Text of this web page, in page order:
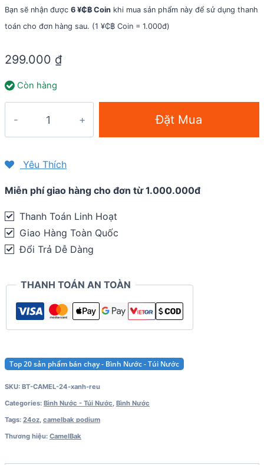
Bạn sẽ nhận được 6 ¥₵฿ Coin khi mua sản phẩm này để sử dụng thanh
toán cho đơn hàng sau. (1 ¥₵฿ Coin = 1.000đ)
299.000 ₫
Còn hàng
Podium
-
710ml
quantity
Đặt Mua
Yêu Thích
Miễn phí giao hàng cho đơn từ 1.000.000đ
Thanh Toán Linh Hoạt
Giao Hàng Toàn Quốc
Đổi Trả Dễ Dàng
THANH TOÁN AN TOÀN
Top 20 sản phẩm bán chạy - Bình Nước - Túi Nước
SKU: BT-CAMEL-24-xanh-reu
Categories: Bình Nước - Túi Nước, Bình Nước
Tags: 24oz, camelbak podium
Thương hiệu: CamelBak